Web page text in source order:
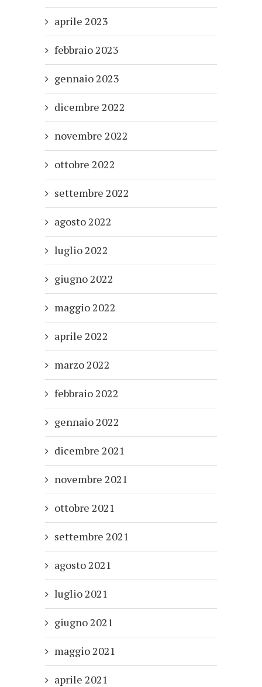
aprile 2023
febbraio 2023
gennaio 2023
dicembre 2022
novembre 2022
ottobre 2022
settembre 2022
agosto 2022
luglio 2022
giugno 2022
maggio 2022
aprile 2022
marzo 2022
febbraio 2022
gennaio 2022
dicembre 2021
novembre 2021
ottobre 2021
settembre 2021
agosto 2021
luglio 2021
giugno 2021
maggio 2021
aprile 2021